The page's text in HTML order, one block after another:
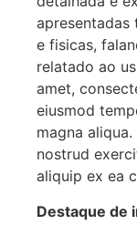
apresentadas
e fisicas,
relatado ao
amet,
eiusmod
magna
nostrud
aliquip ex ea
Destaque de